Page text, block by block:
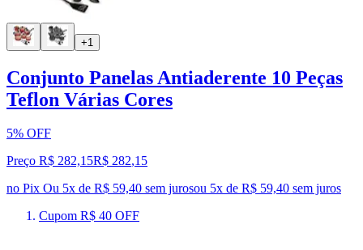
+1
Conjunto Panelas Antiaderente 10 Peças
Teflon Várias Cores
5% OFF
Preço R$ 282,15R$ 282,15
no Pix Ou 5x de R$ 59,40 sem jurosou 5x de R$ 59,40 sem juros
Cupom R$ 40 OFF